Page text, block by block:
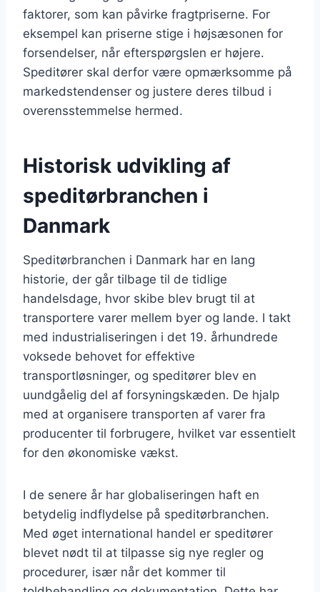
faktorer, som kan påvirke fragtpriserne. For
eksempel kan priserne stige i højsæsonen for
forsendelser, når efterspørgslen er højere.
Speditører skal derfor være opmærksomme på
markedstendenser og justere deres tilbud i
overensstemmelse hermed.
Historisk udvikling af
speditørbranchen i
Danmark
Speditørbranchen i Danmark har en lang
historie, der går tilbage til de tidlige
handelsdage, hvor skibe blev brugt til at
transportere varer mellem byer og lande. I takt
med industrialiseringen i det 19. århundrede
voksede behovet for effektive
transportløsninger, og speditører blev en
uundgåelig del af forsyningskæden. De hjalp
med at organisere transporten af varer fra
producenter til forbrugere, hvilket var essentielt
for den økonomiske vækst.
I de senere år har globaliseringen haft en
betydelig indflydelse på speditørbranchen.
Med øget international handel er speditører
blevet nødt til at tilpasse sig nye regler og
procedurer, især når det kommer til